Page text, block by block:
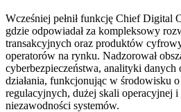
Wcześniej pełnił funkcję Chief Digital
gdzie odpowiadał za kompleksowy
transakcyjnych oraz produktów
operatorów na rynku. Nadzorował
cyberbezpieczeństwa, analityki danych
działania, funkcjonując w środowisku
regulacyjnych, dużej skali operacyjnej
niezawodności systemów.